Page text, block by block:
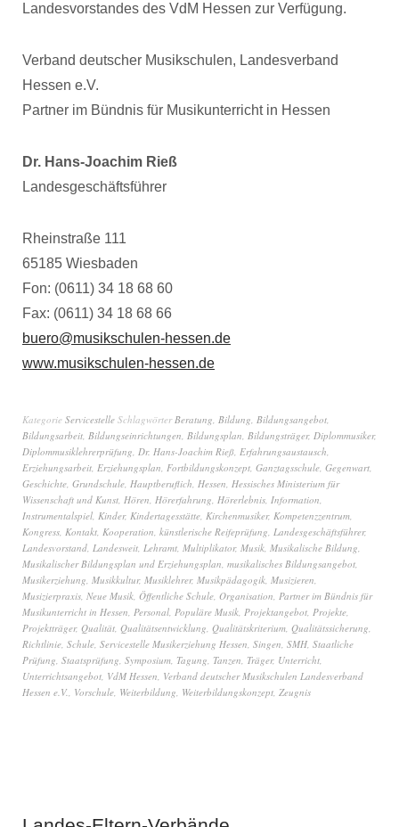
Landesvorstandes des VdM Hessen zur Verfügung.
Verband deutscher Musikschulen, Landesverband
Hessen e.V.
Partner im Bündnis für Musikunterricht in Hessen
Dr. Hans-Joachim Rieß
Landesgeschäftsführer
Rheinstraße 111
65185 Wiesbaden
Fon: (0611) 34 18 68 60
Fax: (0611) 34 18 68 66
buero@musikschulen-hessen.de
www.musikschulen-hessen.de
Kategorie Servicestelle SchlagwörterBeratung, Bildung, Bildungsangebot,
Bildungsarbeit, Bildungseinrichtungen, Bildungsplan, Bildungsträger, Diplommusiker,
Diplommusiklehrerprüfung, Dr. Hans-Joachim Rieß, Erfahrungsaustausch,
Erziehungsarbeit, Erziehungsplan, Fortbildungskonzept, Ganztagsschule, Gegenwart,
Geschichte, Grundschule, Hauptberuflich, Hessen, Hessisches Ministerium für
Wissenschaft und Kunst, Hören, Hörerfahrung, Hörerlebnis, Information,
Instrumentalspiel, Kinder, Kindertagesstätte, Kirchenmusiker, Kompetenzzentrum,
Kongress, Kontakt, Kooperation, künstlerische Reifeprüfung, Landesgeschäftsführer,
Landesvorstand, Landesweit, Lehramt, Multiplikator, Musik, Musikalische Bildung,
Musikalischer Bildungsplan und Erziehungsplan, musikalisches Bildungsangebot,
Musikerziehung, Musikkultur, Musiklehrer, Musikpädagogik, Musizieren,
Musizierpraxis, Neue Musik, Öffentliche Schule, Organisation, Partner im Bündnis für
Musikunterricht in Hessen, Personal, Populäre Musik, Projektangebot, Projekte,
Projektträger, Qualität, Qualitätsentwicklung, Qualitätskriterium, Qualitätssicherung,
Richtlinie, Schule, Servicestelle Musikerziehung Hessen, Singen, SMH, Staatliche
Prüfung, Staatsprüfung, Symposium, Tagung, Tanzen, Träger, Unterricht,
Unterrichtsangebot, VdM Hessen, Verband deutscher Musikschulen Landesverband
Hessen e.V., Vorschule, Weiterbildung, Weiterbildungskonzept, Zeugnis